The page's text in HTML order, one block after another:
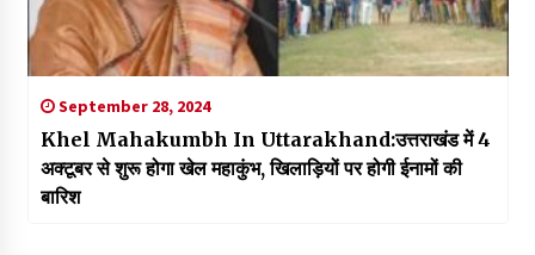
September 28, 2024
Khel Mahakumbh In Uttarakhand:उत्तराखंड में 4
अक्टूबर से शुरू होगा खेल महाकुंभ, खिलाड़ियों पर होगी ईनामों की
बारिश